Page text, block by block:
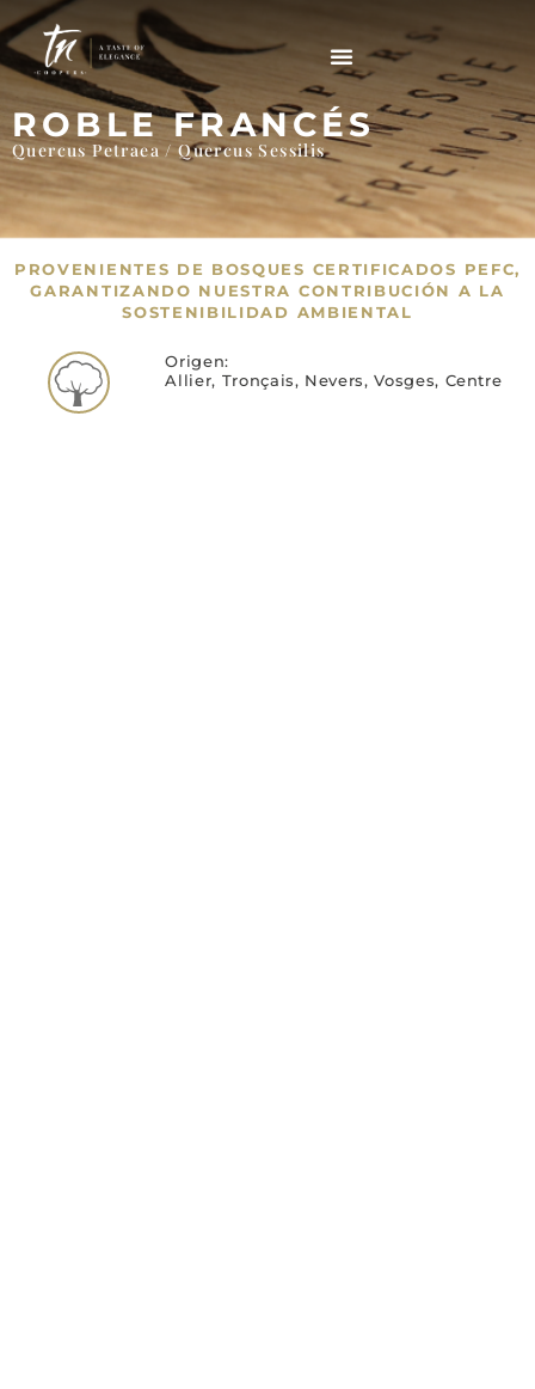
ROBLE FRANCÉS
Quercus Petraea / Quercus Sessilis
PROVENIENTES DE BOSQUES CERTIFICADOS PEFC,
GARANTIZANDO NUESTRA CONTRIBUCIÓN A LA
SOSTENIBILIDAD AMBIENTAL
Origen:
Allier, Tronçais, Nevers, Vosges, Centre